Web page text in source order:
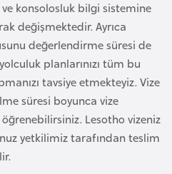
konsolosluk bilgi sistemine
değişmektedir. Ayrıca
değerlendirme süresi de
planlarınızı tüm bu
tavsiye etmekteyiz. Vize
süresi boyunca vize
Lesotho vizeniz
yetkilimiz tarafından teslim